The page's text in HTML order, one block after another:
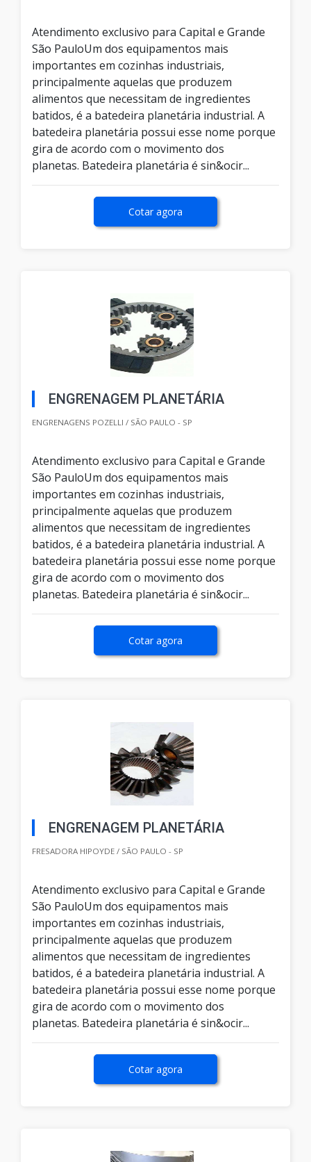
Atendimento exclusivo para Capital e Grande
São PauloUm dos equipamentos mais
importantes em cozinhas industriais,
principalmente aquelas que produzem
alimentos que necessitam de ingredientes
batidos, é a batedeira planetária industrial. A
batedeira planetária possui esse nome porque
gira de acordo com o movimento dos
planetas. Batedeira planetária é sin&ocir...
Cotar agora
ENGRENAGEM PLANETÁRIA
ENGRENAGENS POZELLI / SÃO PAULO - SP
Atendimento exclusivo para Capital e Grande
São PauloUm dos equipamentos mais
importantes em cozinhas industriais,
principalmente aquelas que produzem
alimentos que necessitam de ingredientes
batidos, é a batedeira planetária industrial. A
batedeira planetária possui esse nome porque
gira de acordo com o movimento dos
planetas. Batedeira planetária é sin&ocir...
Cotar agora
ENGRENAGEM PLANETÁRIA
FRESADORA HIPOYDE / SÃO PAULO - SP
Atendimento exclusivo para Capital e Grande
São PauloUm dos equipamentos mais
importantes em cozinhas industriais,
principalmente aquelas que produzem
alimentos que necessitam de ingredientes
batidos, é a batedeira planetária industrial. A
batedeira planetária possui esse nome porque
gira de acordo com o movimento dos
planetas. Batedeira planetária é sin&ocir...
Cotar agora